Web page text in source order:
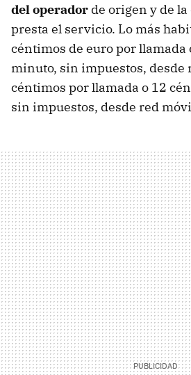
del operador de origen y de
presta el servicio. Lo más
céntimos de euro por llamada
minuto, sin impuestos, desde
céntimos por llamada o 12
sin impuestos, desde red